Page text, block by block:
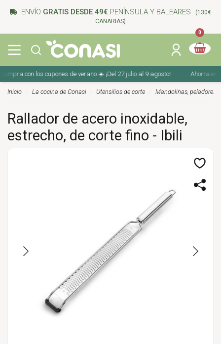
ENVÍO GRATIS DESDE 49€ PENÍNSULA Y BALEARES
(130€
CANARIAS)
0
con los cupones de verano ☀️ ¡Del 27 julio al 9 agosto! Ahorra en
Inicio La cocina de Conasi Utensilios de corte Mandolinas, peladores
Rallador de acero inoxidable,
estrecho, de corte fino - Ibili